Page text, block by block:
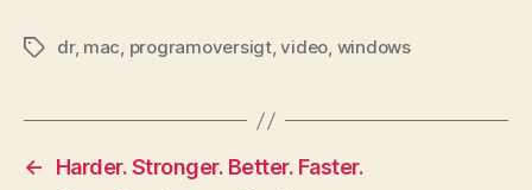
Tagsdr, mac, programoversigt,video, windows
←
Harder. Stronger. Better. Faster.